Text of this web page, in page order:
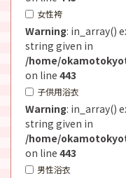
女性袴
Warning: in_array()
string given in
/home/
on line 443
子供用浴衣
Warning: in_array()
string given in
/home/
on line 443
男性浴衣